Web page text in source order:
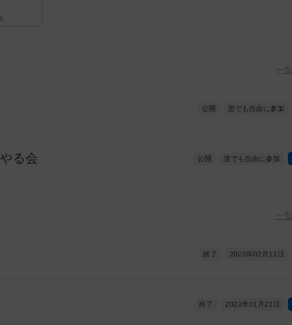
一
公開 誰でも自由に参加
る会 公開 誰でも自由に参加
一
終了 2023年02月11日
終了 2023年01月21日